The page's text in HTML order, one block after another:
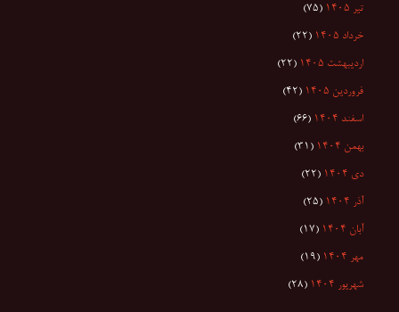
تیر ۱۴۰۵ (۷۵)
خرداد ۱۴۰۵ (۲۲)
اردیبهشت ۱۴۰۵ (۲۲)
فروردین ۱۴۰۵ (۴۲)
اسفند ۱۴۰۴ (۶۶)
بهمن ۱۴۰۴ (۳۱)
دی ۱۴۰۴ (۲۲)
آذر ۱۴۰۴ (۲۵)
آبان ۱۴۰۴ (۱۷)
مهر ۱۴۰۴ (۱۹)
شهریور ۱۴۰۴ (۲۸)